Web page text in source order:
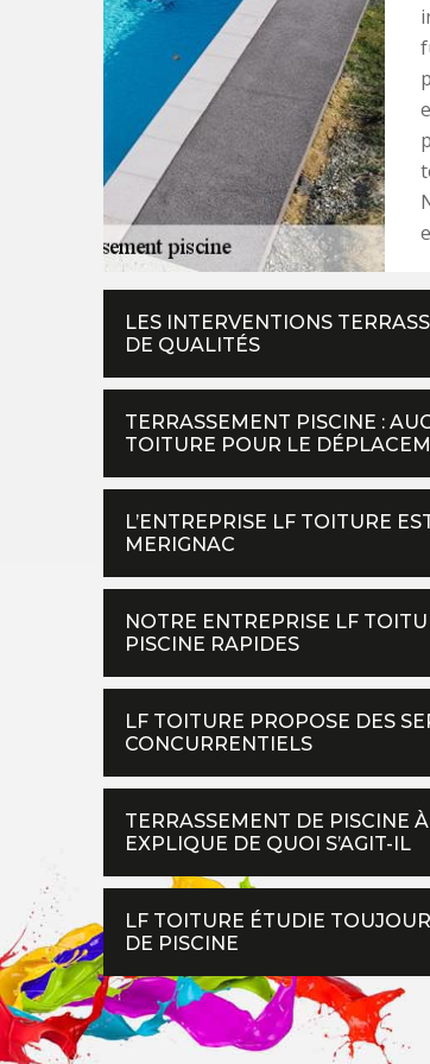
LES INTERVENTIONS
DE QUALITÉS
TERRASSEMENT PISCINE :
TOITURE POUR LE
L’ENTREPRISE LF TOITURE
MERIGNAC
NOTRE ENTREPRISE LF
PISCINE RAPIDES
LF TOITURE PROPOSE DES
CONCURRENTIELS
TERRASSEMENT DE PISCINE
EXPLIQUE DE QUOI S’AGIT-IL
LF TOITURE ÉTUDIE
DE PISCINE